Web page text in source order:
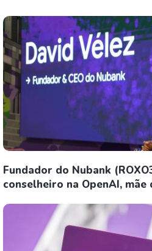
Fundador do Nubank
conselheiro na OpenAI, mãe